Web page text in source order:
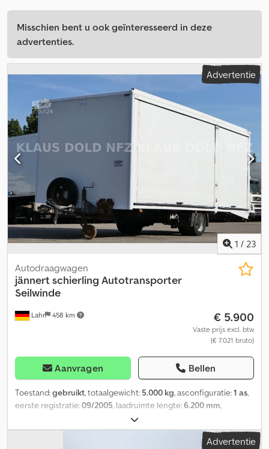
Misschien bent u ook geïnteresseerd in deze
advertenties.
Advertentie
1 / 23
Lahr 458 km
Autodraagwagen
jännert schierling Autotransporter
Seilwinde
€ 5.900
Vaste prijs excl. btw
(€ 7.021 bruto)
Aanvragen Bellen
Toestand:gebruikt, totaalgewicht: 5.000 kg, asconfiguratie:1 as,
eerste registratie:09/2005 , laadruimte lengte:6.200 mm
, laadruimtehoogte:
Uitrusting:ABS, laadklep, Jännert Schierling JS1L 5K
autotransporter met lier Voor vragen: 0726594 Cedjzkc Atopfx Ac
Advertentie